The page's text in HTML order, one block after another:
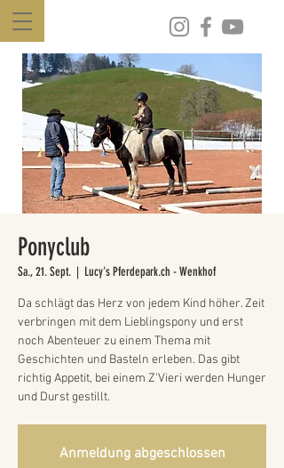
Ponyclub
Sa., 21. Sept.
  |
Lucy's Pferdepark.ch - Wenkhof
Da schlägt das Herz von jedem Kind höher. Zeit
verbringen mit dem Lieblingspony und erst
noch Abenteuer zu einem Thema mit
Geschichten und Basteln erleben. Das gibt
richtig Appetit, bei einem Z'Vieri werden Hunger
und Durst gestillt.
Anmeldung abgeschlossen